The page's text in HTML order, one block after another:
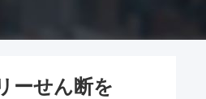
ーせん断を